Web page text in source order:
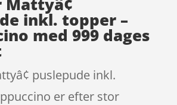
inkl. topper –
med 999 dages
puslepude inkl.
er efter stor